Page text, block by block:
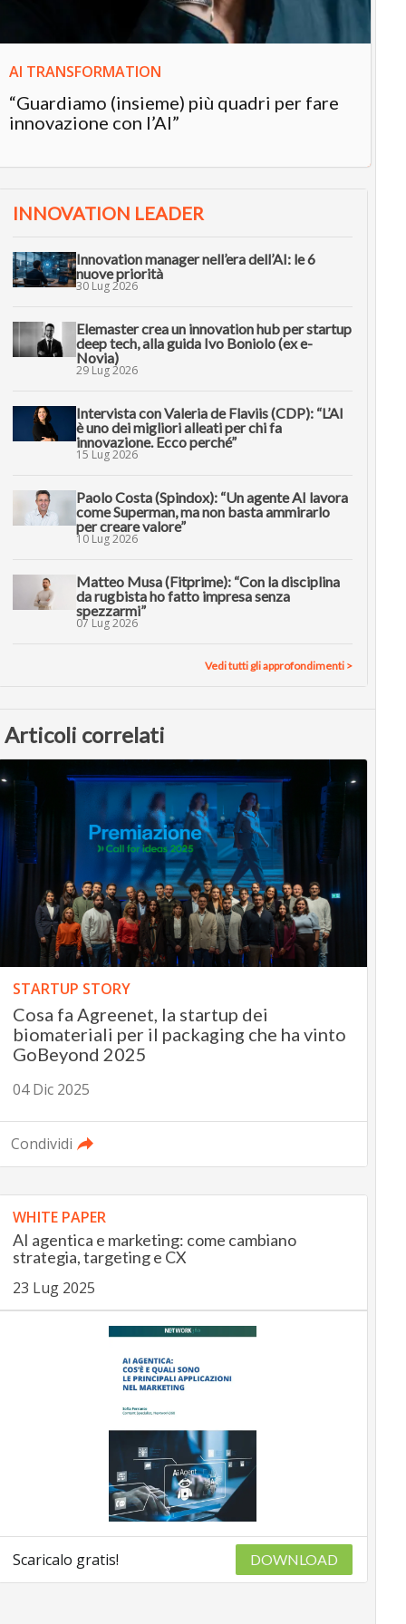
AI TRANSFORMATION
“Guardiamo (insieme) più quadri per fare
innovazione con l’AI”
INNOVATION LEADER
Innovation manager nell’era dell’AI: le 6
nuove priorità
30 Lug 2026
Elemaster crea un innovation hub per startup
deep tech, alla guida Ivo Boniolo (ex e-
Novia)
29 Lug 2026
Intervista con Valeria de Flaviis (CDP): “L’AI
è uno dei migliori alleati per chi fa
innovazione. Ecco perché”
15 Lug 2026
Paolo Costa (Spindox): “Un agente AI lavora
come Superman, ma non basta ammirarlo
per creare valore”
10 Lug 2026
Matteo Musa (Fitprime): “Con la disciplina
da rugbista ho fatto impresa senza
spezzarmi”
07 Lug 2026
Vedi tutti gli approfondimenti >
Articoli correlati
STARTUP STORY
Cosa fa Agreenet, la startup dei
biomateriali per il packaging che ha vinto
GoBeyond 2025
04 Dic 2025
Condividi
WHITE PAPER
AI agentica e marketing: come cambiano
strategia, targeting e CX
23 Lug 2025
Scaricalo gratis! DOWNLOAD